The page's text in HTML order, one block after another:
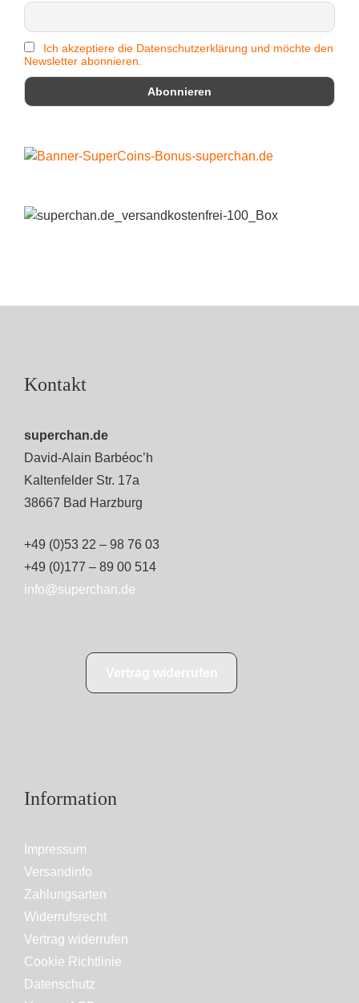
Ich akzeptiere die Datenschutzerklärung und möchte den
Newsletter abonnieren.
Kontakt
superchan.de
David-Alain Barbéoc’h
Kaltenfelder Str. 17a
38667 Bad Harzburg
+49 (0)53 22 – 98 76 03
+49 (0)177 – 89 00 514
info@superchan.de
Information
Impressum
Versandinfo
Zahlungsarten
Widerrufsrecht
Vertrag widerrufen
Cookie Richtlinie
Datenschutz